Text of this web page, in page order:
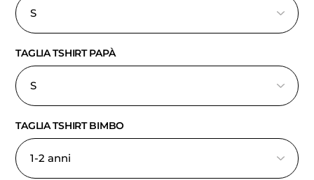
TAGLIA TSHIRT PAPÀ
TAGLIA TSHIRT BIMBO